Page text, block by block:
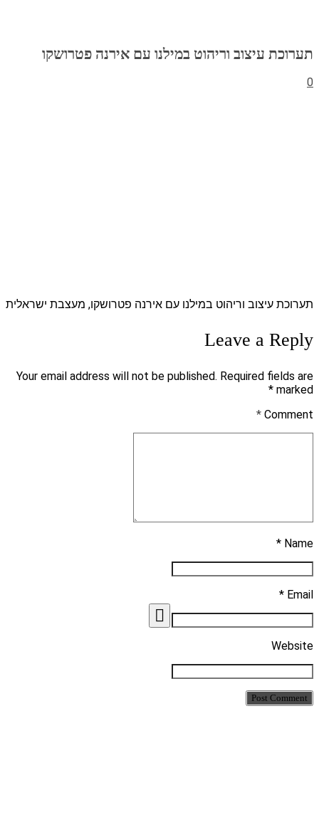
תערוכת עיצוב וריהוט במילנו עם אירנה פטרושקו
0
תערוכת עיצוב וריהוט במילנו עם אירנה פטרושקו, מעצבת ישראלית
Leave a Reply
Your email address will not be published. Required fields are
marked *
Comment
*
Name *
Email *
Website
Post Comment